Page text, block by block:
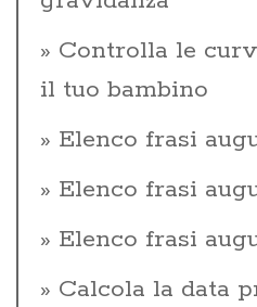
Controlla le
il tuo bambino
Elenco frasi
Elenco frasi
Elenco frasi
Calcola la data